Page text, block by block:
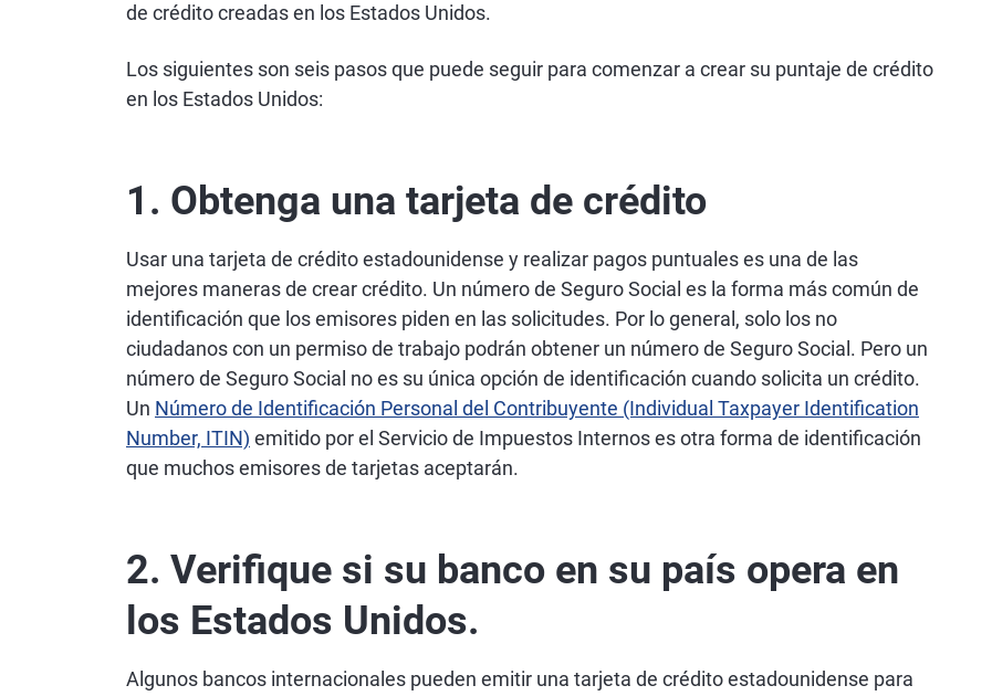
de crédito creadas en los Estados Unidos.
Los siguientes son seis pasos que puede seguir para comenzar a crear su puntaje de crédito
en los Estados Unidos:
1. Obtenga una tarjeta de crédito
Usar una tarjeta de crédito estadounidense y realizar pagos puntuales es una de las
mejores maneras de crear crédito. Un número de Seguro Social es la forma más común de
identificación que los emisores piden en las solicitudes. Por lo general, solo los no
ciudadanos con un permiso de trabajo podrán obtener un número de Seguro Social. Pero un
número de Seguro Social no es su única opción de identificación cuando solicita un crédito.
Un Número de Identificación Personal del Contribuyente (Individual Taxpayer Identification
Number, ITIN) emitido por el Servicio de Impuestos Internos es otra forma de identificación
que muchos emisores de tarjetas aceptarán.
2. Verifique si su banco en su país opera en
los Estados Unidos.
Algunos bancos internacionales pueden emitir una tarjeta de crédito estadounidense para